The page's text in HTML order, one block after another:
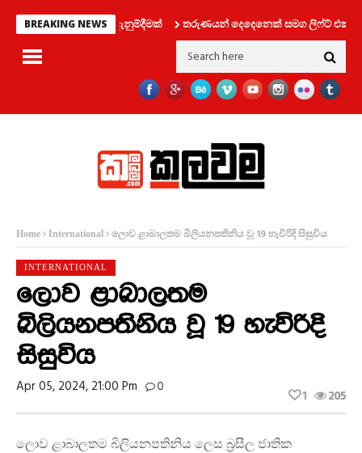
BREAKING NEWS
විශේෂ දැනුම්දීමක් තරුණයන් දෙදෙනෙක් සමග ලිෆ්ට් එකක්
Home International ලොව ළාබාලතම බිලියනපතිනිය වූ 19 හැවිරිදි සිසුවිය
INTERNATIONAL
ලොව ළාබාලතම
බිලියනපතිනිය වූ 19 හැවිරිදි
සිසුවිය
Apr 05, 2024, 21:00 Pm 0 205
1
ලොව ළාබාලතම බිලියනපතිනිය ලෙස බ්‍රසීල ජාතික